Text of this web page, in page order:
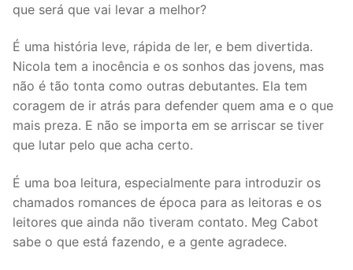
que será que vai levar a melhor?
É uma história leve, rápida de ler, e bem divertida.
Nicola tem a inocência e os sonhos das jovens, mas
não é tão tonta como outras debutantes. Ela tem
coragem de ir atrás para defender quem ama e o que
mais preza. E não se importa em se arriscar se tiver
que lutar pelo que acha certo.
É uma boa leitura, especialmente para introduzir os
chamados romances de época para as leitoras e os
leitores que ainda não tiveram contato. Meg Cabot
sabe o que está fazendo, e a gente agradece.